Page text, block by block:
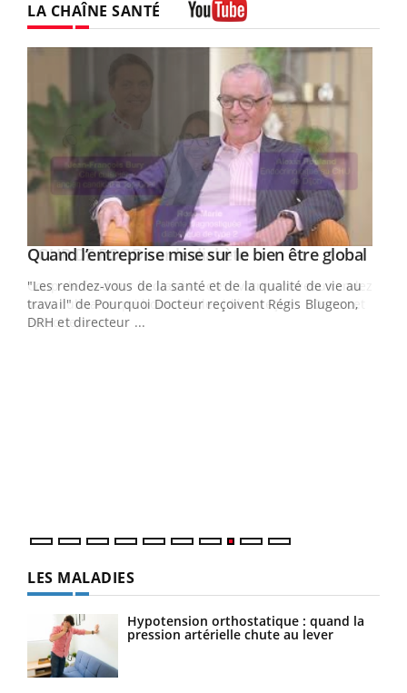
LA CHAÎNE SANTÉ
Youtube
Quand l’entreprise mise sur le bien être global
"Les rendez-vous de la santé et de la qualité de vie au
travail" de Pourquoi Docteur reçoivent Régis Blugeon,
DRH et directeur ...
LES MALADIES
Hypotension orthostatique : quand la
pression artérielle chute au lever